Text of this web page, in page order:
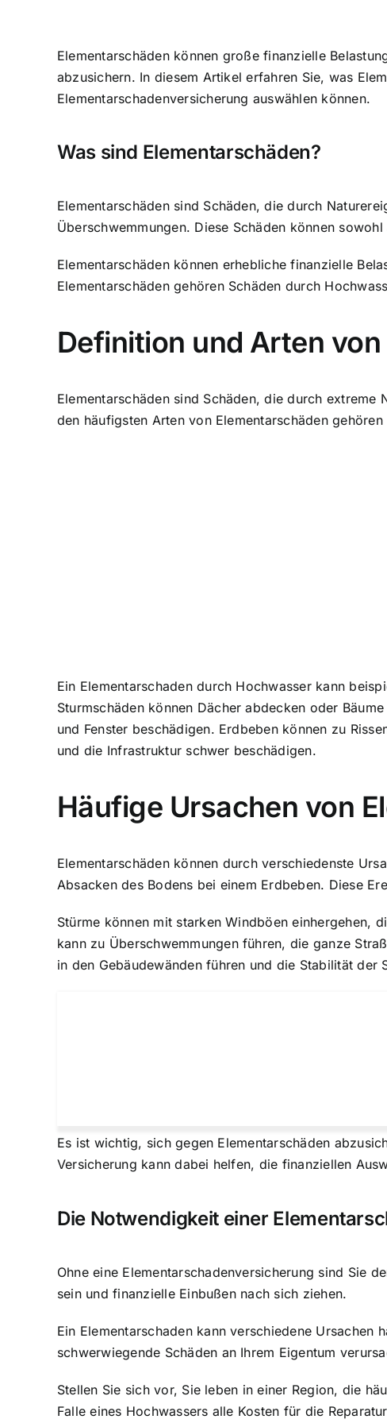
Elementarschäden können große finanzielle
abzusichern. In diesem Artikel erfahren Sie, was
Elementarschadenversicherung auswählen können.
Was sind Elementarschäden?
Elementarschäden sind Schäden, die durch
Überschwemmungen. Diese Schäden können
Elementarschäden können erhebliche finanzielle
Elementarschäden gehören Schäden durch
Definition und Arten
Elementarschäden sind Schäden, die durch
den häufigsten Arten von Elementarschäden
Ein Elementarschaden durch Hochwasser kann
Sturmschäden können Dächer abdecken oder
und Fenster beschädigen. Erdbeben können zu
und die Infrastruktur schwer beschädigen.
Häufige Ursachen von
Elementarschäden können durch verschiedenste
Absacken des Bodens bei einem Erdbeben. Diese
Stürme können mit starken Windböen einhergehen,
kann zu Überschwemmungen führen, die ganze
in den Gebäudewänden führen und die Stabilität der
Es ist wichtig, sich gegen Elementarschäden
Versicherung kann dabei helfen, die finanziellen
Die Notwendigkeit einer
Ohne eine Elementarschadenversicherung sind Sie
sein und finanzielle Einbußen nach sich ziehen.
Ein Elementarschaden kann verschiedene
schwerwiegende Schäden an Ihrem Eigentum
Stellen Sie sich vor, Sie leben in einer Region, die
Falle eines Hochwassers alle Kosten für die